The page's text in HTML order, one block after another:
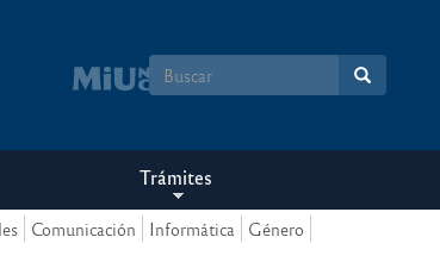
Formulario
búsqueda
Trámites
Comunicación Informática Género